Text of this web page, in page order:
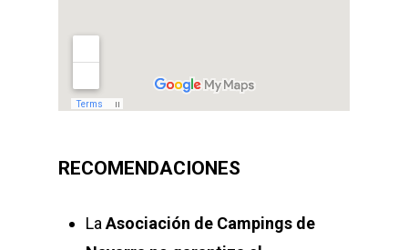
RECOMENDACIONES
La Asociación de Campings de